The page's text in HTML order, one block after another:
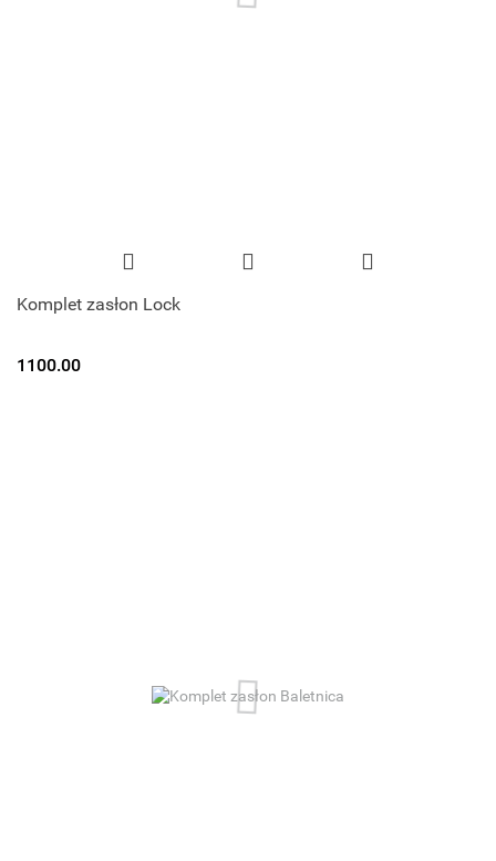
Komplet zasłon Lock
1100.00